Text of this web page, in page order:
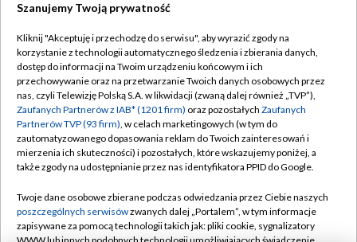
TVP
Abonament TVP
Emisja w TVP
Centrum informacji TVP
Naziemna Telewizja Cyfrowa
Rada Programowa
System NOS
Regulamin TVP
Polityka prywatności
Moje zgody
Pomoc
Kontakt
Szanujemy Twoją prywatność
Kliknij "Akceptuję i przechodzę do serwisu", aby wyrazić zgody na
korzystanie z technologii automatycznego śledzenia i zbierania danych,
dostęp do informacji na Twoim urządzeniu końcowym i ich
przechowywanie oraz na przetwarzanie Twoich danych osobowych przez
nas, czyli Telewizję Polską S.A. w likwidacji (zwaną dalej również „TVP”),
Zaufanych Partnerów z IAB* (1201 firm) oraz pozostałych Zaufanych
Partnerów TVP (93 firm), w celach marketingowych (w tym do
zautomatyzowanego dopasowania reklam do Twoich zainteresowań i
mierzenia ich skuteczności) i pozostałych, które wskazujemy poniżej, a
także zgody na udostępnianie przez nas identyfikatora PPID do Google.
Twoje dane osobowe zbierane podczas odwiedzania przez Ciebie naszych
poszczególnych serwisówzwanych dalej „Portalem”, w tym informacje
zapisywane za pomocą technologii takich jak: pliki cookie, sygnalizatory